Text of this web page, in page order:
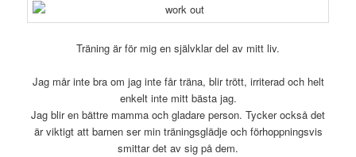
Träning är för mig en självklar del av mitt liv.
Jag mår inte bra om jag inte får träna, blir trött, irriterad och helt
enkelt inte mitt bästa jag.
Jag blir en bättre mamma och gladare person. Tycker också det
är viktigt att barnen ser min träningsglädje och förhoppningsvis
smittar det av sig på dem.